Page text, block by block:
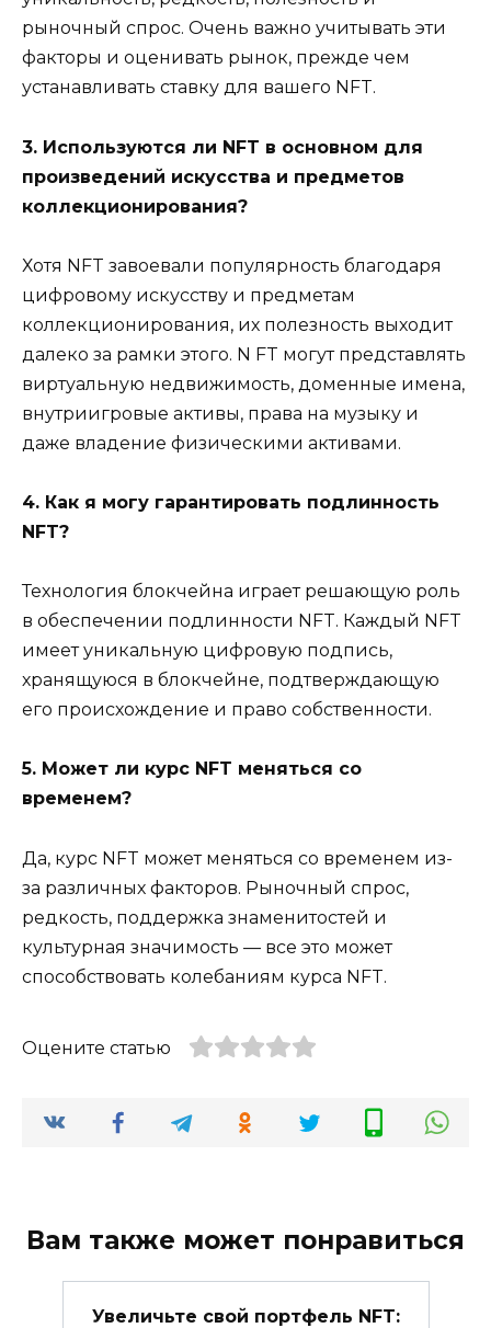
рыночный спрос. Очень важно учитывать эти
факторы и оценивать рынок, прежде чем
устанавливать ставку для вашего NFT.
3. Используются ли NFT в основном для
произведений искусства и предметов
коллекционирования?
Хотя NFT завоевали популярность благодаря
цифровому искусству и предметам
коллекционирования, их полезность выходит
далеко за рамки этого. N FT могут представлять
виртуальную недвижимость, доменные имена,
внутриигровые активы, права на музыку и
даже владение физическими активами.
4. Как я могу гарантировать подлинность
NFT?
Технология блокчейна играет решающую роль
в обеспечении подлинности NFT. Каждый NFT
имеет уникальную цифровую подпись,
хранящуюся в блокчейне, подтверждающую
его происхождение и право собственности.
5. Может ли курс NFT меняться со
временем?
Да, курс NFT может меняться со временем из-
за различных факторов. Рыночный спрос,
редкость, поддержка знаменитостей и
культурная значимость — все это может
способствовать колебаниям курса NFT.
Оцените статью
Вам также может понравиться
Увеличьте свой портфель NFT: